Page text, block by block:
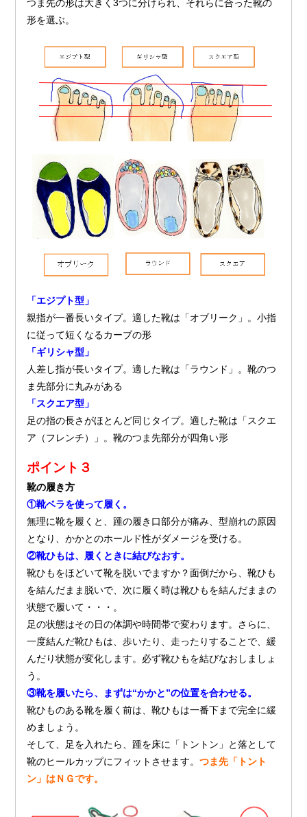
つま先の形は大きく3つに分けられ、それらに合った靴の
形を選ぶ。
「エジプト型」
親指が一番長いタイプ。適した靴は「オブリーク」。小指
に従って短くなるカーブの形
「ギリシャ型」
人差し指が長いタイプ。適した靴は「ラウンド」。靴のつ
ま先部分に丸みがある
「スクエア型」
足の指の長さがほとんど同じタイプ。適した靴は「スクエ
ア（フレンチ）」。靴のつま先部分が四角い形
ポイント３
靴の履き方
①靴ベラを使って履く。
無理に靴を履くと、踵の履き口部分が痛み、型崩れの原因
となり、かかとのホールド性がダメージを受ける。
②靴ひもは、履くときに結びなおす。
靴ひもをほどいて靴を脱いでますか？面倒だから、靴ひも
を結んだまま脱いで、次に履く時は靴ひもを結んだままの
状態で履いて・・・。
足の状態はその日の体調や時間帯で変わります。さらに、
一度結んだ靴ひもは、歩いたり、走ったりすることで、緩
んだり状態が変化します。必ず靴ひもを結びなおしましょ
う。
③靴を履いたら、まずは“かかと”の位置を合わせる。
靴ひものある靴を履く前は、靴ひもは一番下まで完全に緩
めましょう。
そして、足を入れたら、踵を床に「トントン」と落として
靴のヒールカップにフィットさせます。つま先「トント
ン」はＮＧです。